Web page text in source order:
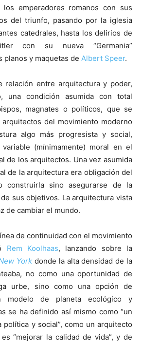
los emperadores romanos con sus
del triunfo, pasando por la iglesia
catedrales, hasta los delirios de
con su nueva “Germania”
planos y maquetas de Albert Speer.
relación entre arquitectura y poder,
una condición asumida con total
magnates o políticos, que se
del movimiento moderno
algo más progresista y social,
(mínimamente) moral en el
de los arquitectos. Una vez asumida
de la arquitectura era obligación del
construirla sino asegurarse de la
sus objetivos. La arquitectura vista
de cambiar el mundo.
de continuidad con el movimiento
Rem Koolhaas, lanzando sobre la
York donde la alta densidad de la
no como una oportunidad de
urbe, sino como una opción de
modelo de planeta ecológico y
se ha definido así mismo como “un
y social”, como un arquitecto
“mejorar la calidad de vida”, y de